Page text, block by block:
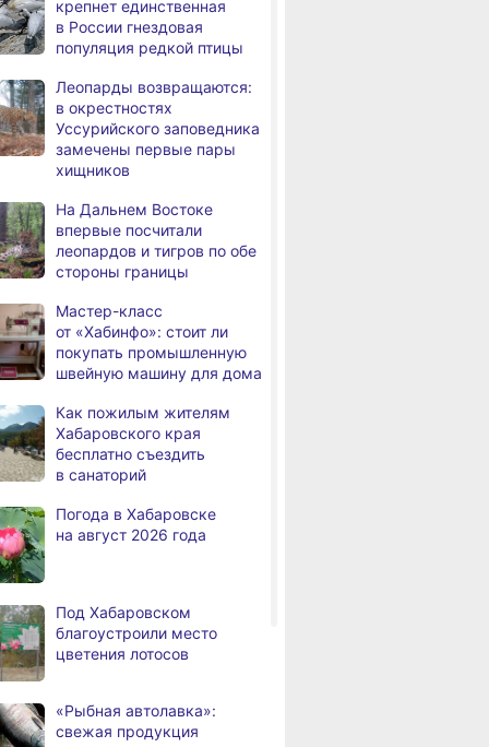
парк
Олеси
от «Хабинфо»: стоит ли
покупать промышленную
швейную машину
Уровень Амура
у Хабаровска достиг 423
см, вода продолжает
В администрации
Хабаровска обсудили
использование средств
туристического налога
За сутки в Хабаровском
крае в 4 ДТП пострадали 10
человек
В Хабаровске из горящей
квартиры на Чехова
эвакуировали 6 человек
Хабаровского края
установился высокий класс
пожарной опасности
Хабаровского края
модернизировали 4G
возрождает
Дальневосточную студию
кинохроники
В команду крупного
издательского дома
крепнет единственная
в России гнездовая
популяция редкой птицы
Леопарды возвращаются:
в окрестностях
Уссурийского заповедника
замечены первые пары
хищников
На Дальнем Востоке
впервые посчитали
леопардов и тигров по обе
стороны границы
Мастер-класс
от «Хабинфо»: стоит ли
покупать промышленную
швейную машину для дома
Как пожилым жителям
Хабаровского края
бесплатно съездить
в санаторий
Погода в Хабаровске
на август 2026 года
Под Хабаровском
благоустроили место
цветения лотосов
«Рыбная автолавка»:
свежая продукция